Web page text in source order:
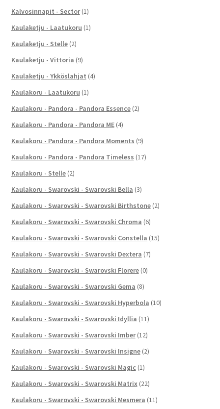
Kalvosinnapit - Sector (1)
Kaulaketju - Laatukoru (1)
Kaulaketju - Stelle (2)
Kaulaketju - Vittoria (9)
Kaulaketju - Ykköslahjat (4)
Kaulakoru - Laatukoru (1)
Kaulakoru - Pandora - Pandora Essence (2)
Kaulakoru - Pandora - Pandora ME (4)
Kaulakoru - Pandora - Pandora Moments (9)
Kaulakoru - Pandora - Pandora Timeless (17)
Kaulakoru - Stelle (2)
Kaulakoru - Swarovski - Swarovski Bella (3)
Kaulakoru - Swarovski - Swarovski Birthstone (2)
Kaulakoru - Swarovski - Swarovski Chroma (6)
Kaulakoru - Swarovski - Swarovski Constella (15)
Kaulakoru - Swarovski - Swarovski Dextera (7)
Kaulakoru - Swarovski - Swarovski Florere (0)
Kaulakoru - Swarovski - Swarovski Gema (8)
Kaulakoru - Swarovski - Swarovski Hyperbola (10)
Kaulakoru - Swarovski - Swarovski Idyllia (11)
Kaulakoru - Swarovski - Swarovski Imber (12)
Kaulakoru - Swarovski - Swarovski Insigne (2)
Kaulakoru - Swarovski - Swarovski Magic (1)
Kaulakoru - Swarovski - Swarovski Matrix (22)
Kaulakoru - Swarovski - Swarovski Mesmera (11)